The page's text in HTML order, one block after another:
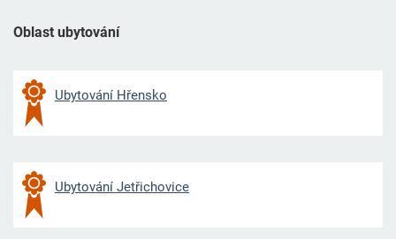
Oblast ubytování
Ubytování Hřensko
Ubytování Jetřichovice